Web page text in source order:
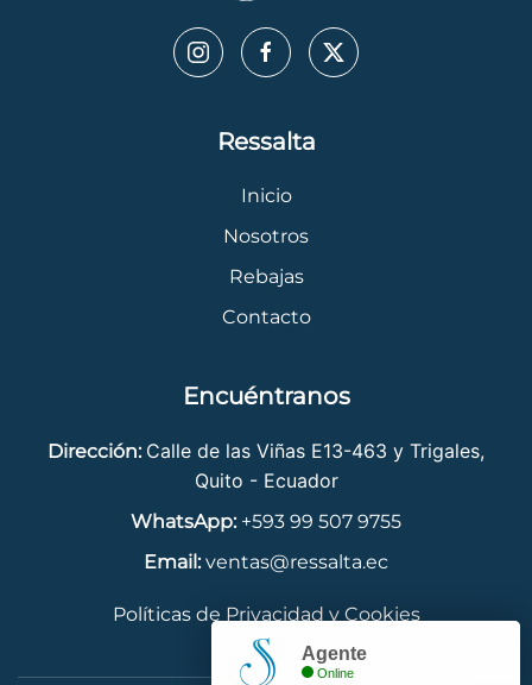
Ressalta
Inicio
Nosotros
Rebajas
Contacto
Encuéntranos
Dirección: Calle de las Viñas E13-463 y Trigales,
Quito - Ecuador
WhatsApp: +593 99 507 9755
Email: ventas@ressalta.ec
Políticas de Privacidad y Cookies
Agente
Online